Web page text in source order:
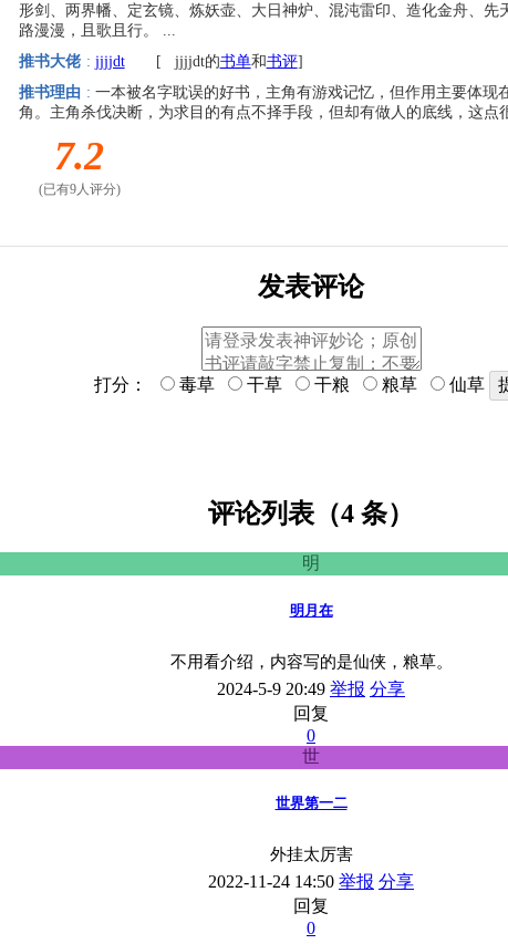
形剑、两界幡、定玄镜、炼妖壶、大日神炉、混沌雷印、造化金舟、
路漫漫，且歌且行。 ...
推书大佬 : jjjjdt[ jjjjdt的书单和书评]
推书理由 : 一本被名字耽误的好书，主角有游戏记忆，但作用主要体现
角。主角杀伐决断，为求目的有点不择手段，但却有做人的底线，这点
7.2
(已有9人评分)
发表评论
打分： 毒草 干草 干粮 粮草 仙草
评论列表（4 条）
明
明月在
不用看介绍，内容写的是仙侠，粮草。
2024-5-9 20:49 举报 分享
回复
0
世
世界第一二
外挂太厉害
2022-11-24 14:50 举报 分享
回复
0